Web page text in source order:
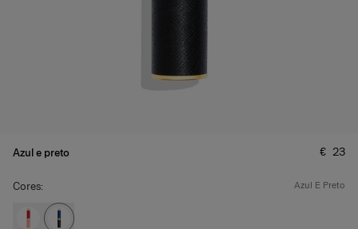
Azul e preto Preço
€ 23
Cores: azul e preto